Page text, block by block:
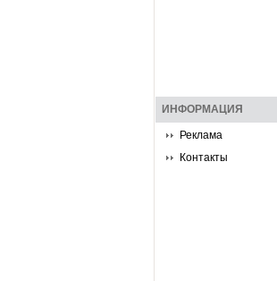
ИНФОРМАЦИЯ
Реклама
Контакты